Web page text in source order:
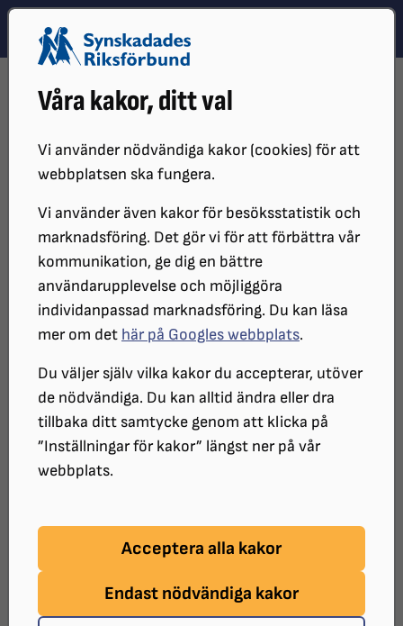
Våra kakor, ditt val
Vi använder nödvändiga kakor (cookies) för att
webbplatsen ska fungera.
Vi använder även kakor för besöksstatistik och
marknadsföring. Det gör vi för att förbättra vår
kommunikation, ge dig en bättre
användarupplevelse och möjliggöra
individanpassad marknadsföring. Du kan läsa
mer om det här på Googles webbplats.
Du väljer själv vilka kakor du accepterar, utöver
de nödvändiga. Du kan alltid ändra eller dra
tillbaka ditt samtycke genom att klicka på
”Inställningar för kakor” längst ner på vår
webbplats.
Acceptera alla kakor
Endast nödvändiga kakor
Hoppa till innehåll
Hoppa till hitta snabbt
DISTRIKT
SRF BOHUSLÄN
LOKALFÖRENINGAR
Föreningens
informationsmaterial
Här samlar vi föreningens
dels egenproducerat material men
också sådant som kan vara viktigt för
alla medlemmar